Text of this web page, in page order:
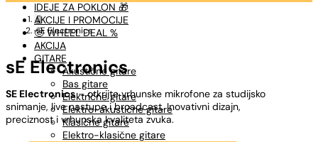
IDEJE ZA POKLON 🎁
AKCIJE I PROMOCIJE
🤠 WHEEL DEAL %
AKCIJA
GITARE
Akustične gitare
Bas gitare
Električne gitare
Elektro-akustične gitare
Klasične gitare
Elektro-klasične gitare

sE Electronics
sE Electronics
SE Electronics– otkrijte vrhunske mikrofone za studijsko
snimanje, live nastupe i broadcast. Inovativni dizajn,
preciznost i vrhunska kvaliteta zvuka.